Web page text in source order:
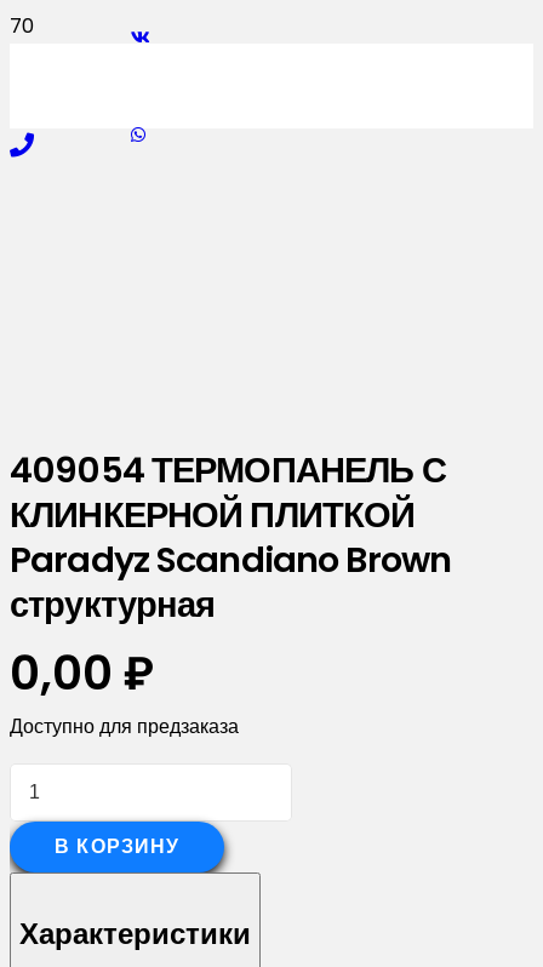
409054 ТЕРМОПАНЕЛЬ С
КЛИНКЕРНОЙ ПЛИТКОЙ
Paradyz Scandiano Brown
структурная
0,00 ₽
Доступно для предзаказа
Количество
409054
ТЕРМОПАНЕЛЬ
КЛИНКЕРНОЙ
В КОРЗИНУ
Характеристики